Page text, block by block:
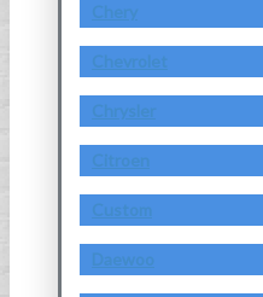
Chery
Chevrolet
Chrysler
Citroen
Custom
Daewoo